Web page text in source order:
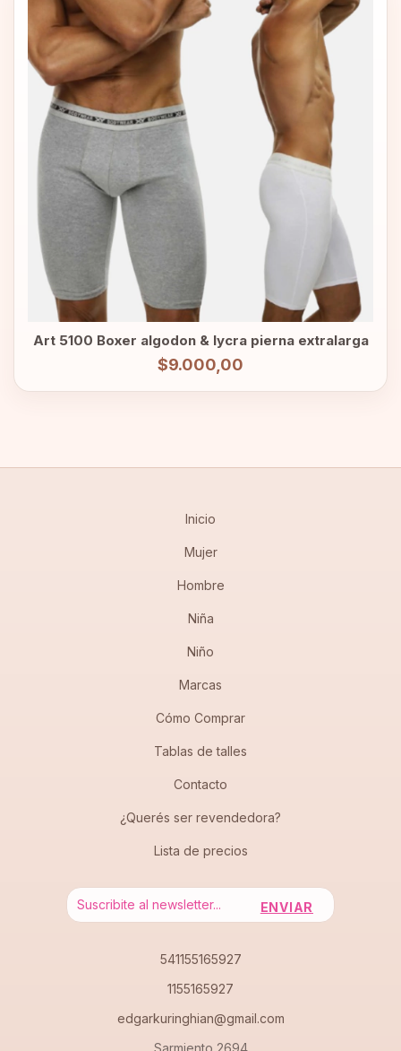
Art 5100 Boxer algodon & lycra pierna extralarga
$9.000,00
Inicio
Mujer
Hombre
Niña
Niño
Marcas
Cómo Comprar
Tablas de talles
Contacto
¿Querés ser revendedora?
Lista de precios
541155165927
1155165927
edgarkuringhian@gmail.com
Sarmiento 2694